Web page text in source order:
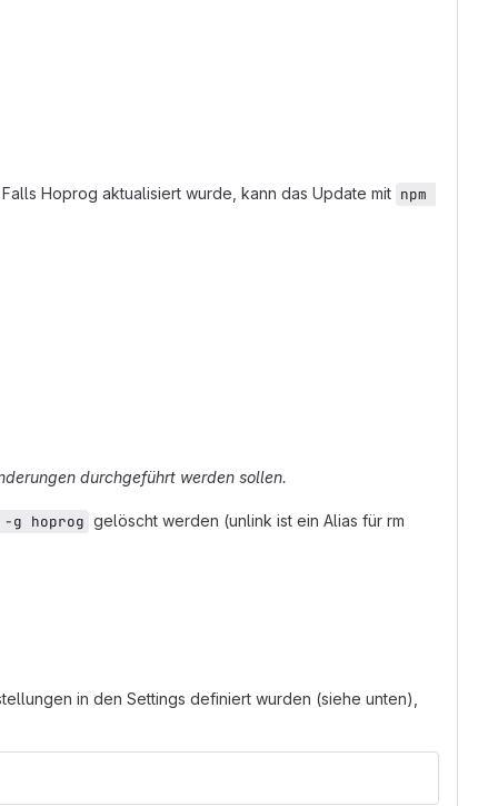
Hoprog aktualisiert wurde, kann das Update mit npm
durchgeführt werden sollen.
g hoprog gelöscht werden (unlink ist ein Alias für rm
in den Settings definiert wurden (siehe unten),